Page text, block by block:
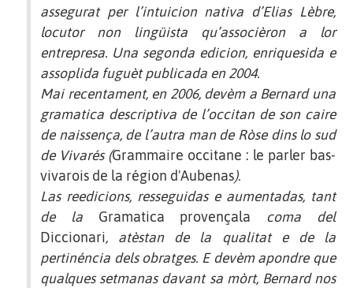
assegurat per l’intuicion nativa d’Elias Lèbre,
locutor non lingüista qu’associèron a lor
entrepresa. Una segonda edicion, enriquesida e
assoplida fuguèt publicada en 2004.
Mai recentament, en 2006, devèm a Bernard una
gramatica descriptiva de l’occitan de son caire
de naissença, de l’autra man de Ròse dins lo sud
de Vivarés (Grammaire occitane : le parler bas-
vivarois de la région d'Aubenas).
Las reedicions, resseguidas e aumentadas, tant
de la Gramatica provençala coma del
Diccionari, atèstan de la qualitat e de la
pertinéncia dels obratges. E devèm apondre que
qualques setmanas davant sa mòrt, Bernard nos